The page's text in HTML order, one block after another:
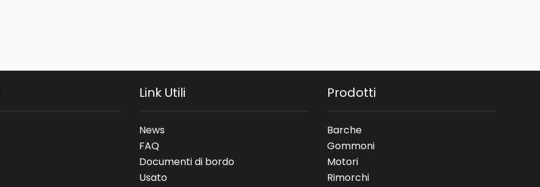
Link Utili
News
FAQ
Documenti di bordo
Usato
Prodotti
Barche
Gommoni
Motori
Rimorchi